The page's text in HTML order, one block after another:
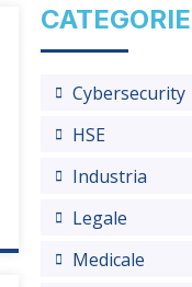
CATEGORIE
Cybersecurity
HSE
Industria
Legale
Medicale